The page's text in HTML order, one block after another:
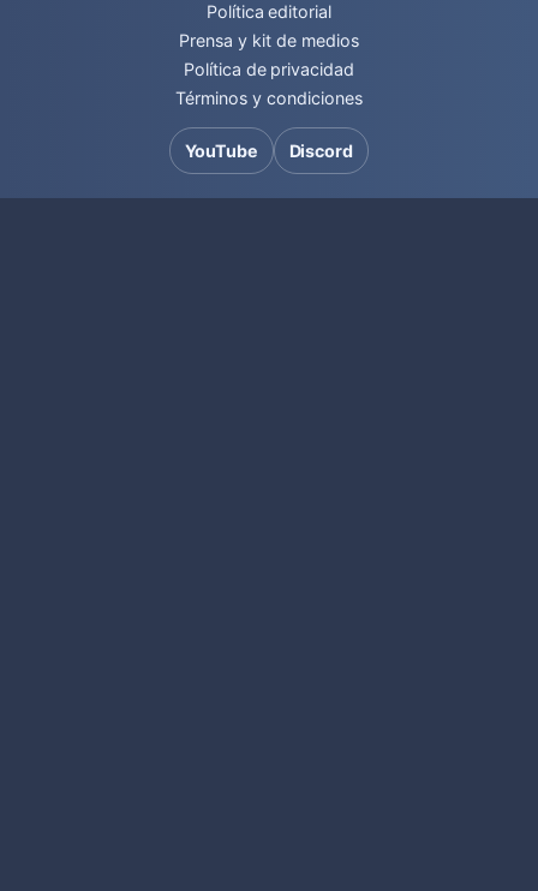
Política editorial
Prensa y kit de medios
Política de privacidad
Términos y condiciones
YouTube Discord